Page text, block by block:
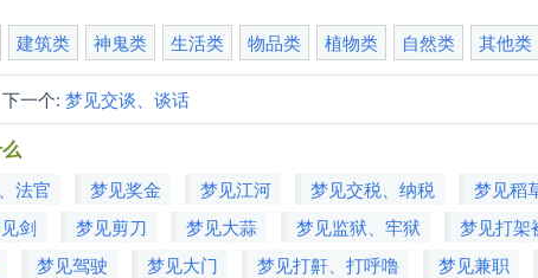
建筑类 神鬼类 生活类 物品类 植物类 自然类 其他类
一个:梦见交谈、谈话
法官 梦见奖金 梦见江河 梦见交税、纳税 梦见稻
剑 梦见剪刀 梦见大蒜 梦见监狱、牢狱 梦见打架
梦见驾驶 梦见大门 梦见打鼾、打呼噜 梦见兼职